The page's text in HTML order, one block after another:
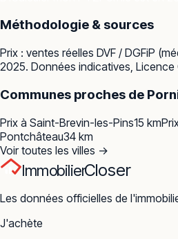
Méthodologie & sources
Prix : ventes réelles DVF / DGFiP
2025. Données indicatives, Licence
Communes proches de
Prix à Saint-Brevin-les-Pins15 km
Pontchâteau34 km
Voir toutes les villes →
ImmobilierCloser
Les données officielles de
J'achète